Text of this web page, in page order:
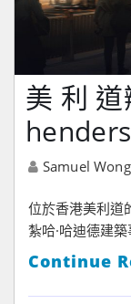
美 利
Samuel Wong
位於香港美利道
紮哈·哈迪德建
Continue